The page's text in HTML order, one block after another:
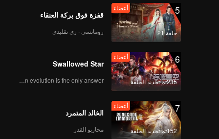
أعضاء
أعضاء
أعضاء
5
حلقة 21
أعضاء
قفزة فوق بركة العنقاء
رومانسي · زي تقليدي
6
235تم تجديد الحلقة
أعضاء
Swallowed Star
Human evolution is the only answer.
7
152تم تجديد الحلقة
أعضاء
الخالد المتمرد
محاربو القدر